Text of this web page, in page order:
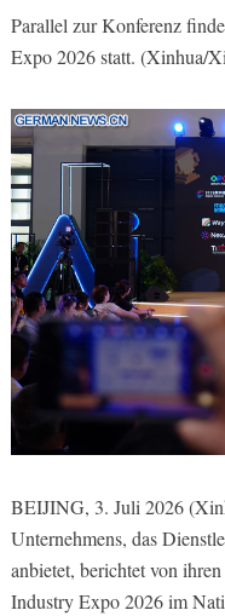
Parallel zur Konferenz
Expo 2026 statt. (Xinhua/
BEIJING, 3. Juli 2026
Unternehmens, das
anbietet, berichtet von
Industry Expo 2026 im